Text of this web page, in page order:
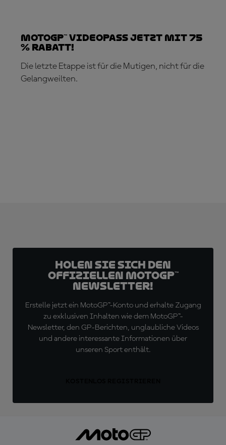
MotoGP™ VideoPass jetzt mit 75
% Rabatt!
Die letzte Etappe ist für die Mutigen, nicht für die
Gelangweilten.
Holen Sie sich den
offiziellen MotoGP™
Newsletter!
Erstelle jetzt ein MotoGP™-Konto und erhalte Zugang
zu exklusiven Inhalten wie dem MotoGP™-
Newsletter, den GP-Berichten, unglaubliche Videos
und andere interessante Informationen über
unseren Sport enthält.